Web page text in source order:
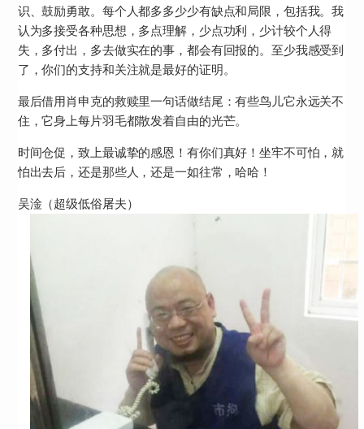
识、鼓励勇敢。每个人都多多少少有缺点和局限，包括我。我
认为多接受各种思想，多点理解，少点功利，少计较个人得
失，多付出，多去做实在的事，都会有回报的。至少我感受到
了，你们的支持和关注就是最好的证明。
最后借用肖申克的救赎里一句话做结尾：有些鸟儿它永远关不
住，它身上每片羽毛都散发着自由的光芒。
时间仓促，致上最诚挚的感恩！有你们真好！坐牢不可怕，就
怕出去后，还是那些人，还是一如往常，哈哈！
吴淦（超级低俗屠夫）